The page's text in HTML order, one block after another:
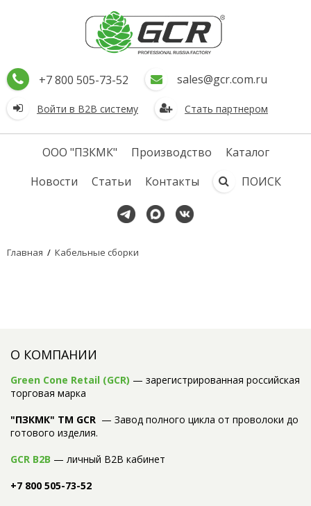
+7 800 505-73-52 sales@gcr.com.ru
Войти в В2В систему Стать партнером
ООО "ПЗКМК" Производство
Каталог
Новости
Статьи Контакты ПОИСК
Главная / Кабельные сборки
О КОМПАНИИ
Green Cone Retail (GCR) — зарегистрированная российская
торговая марка
"ПЗКМК" TM GCR — Завод полного цикла от проволоки до
готового изделия.
GCR B2B — личный B2B кабинет
+7 800 505-73-52